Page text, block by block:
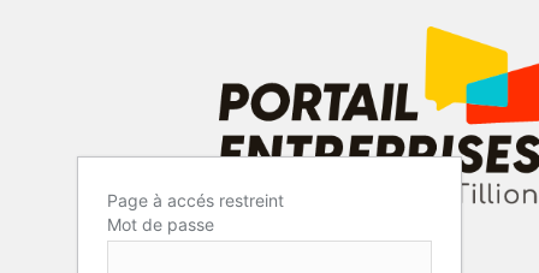
Page à accés restreint
Mot de passe